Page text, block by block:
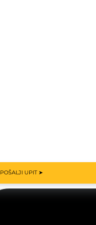
POŠALJI UPIT ➤